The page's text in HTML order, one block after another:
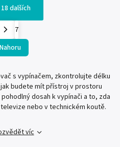
dalších
7
Nahoru
s vypínačem, zkontrolujte délku
budete mít přístroj v prostoru
dosah k vypínači a to, zda
nebo v technickém koutě.
víc